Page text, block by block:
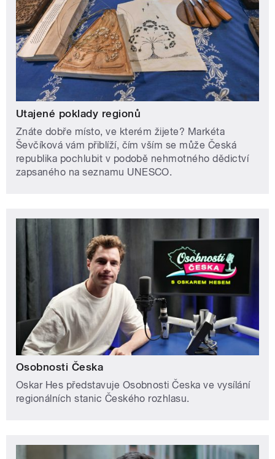
Utajené poklady regionů
Znáte dobře místo, ve kterém žijete? Markéta
Ševčíková vám přiblíží, čím vším se může Česká
republika pochlubit v podobě nehmotného dědictví
zapsaného na seznamu UNESCO.
Osobnosti Česka
Oskar Hes představuje Osobnosti Česka ve vysílání
regionálních stanic Českého rozhlasu.